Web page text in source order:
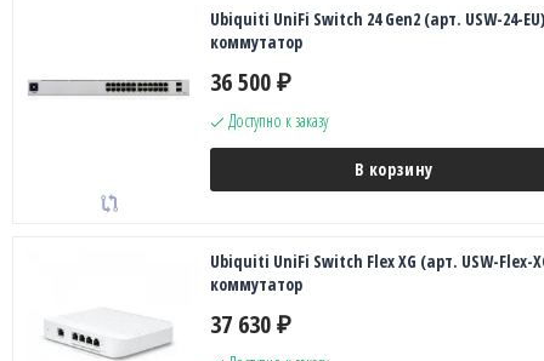
Ubiquiti UniFi Switch 24 Gen2 (арт. USW-24-EU)
коммутатор
36 500 ₽
Доступно к заказу
В корзину
Ubiquiti UniFi Switch Flex XG (арт. USW-Flex-
коммутатор
37 630 ₽